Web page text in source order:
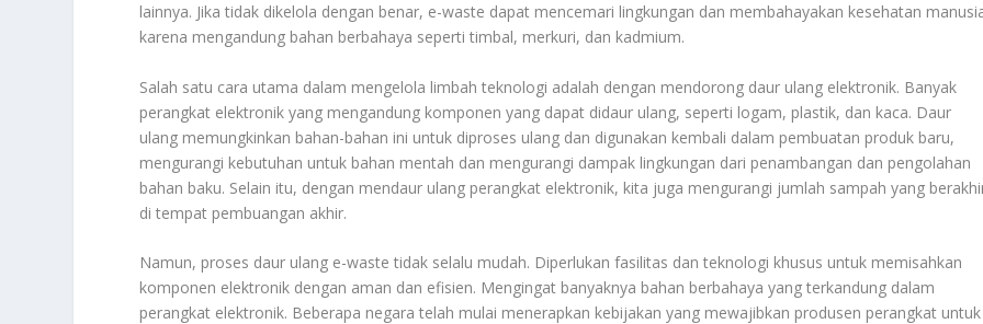
lainnya. Jika tidak dikelola dengan benar, e-waste dapat mencemari lingkungan dan membahayakan kesehatan
karena mengandung bahan berbahaya seperti timbal, merkuri, dan kadmium.
Salah satu cara utama dalam mengelola limbah teknologi adalah dengan mendorong daur ulang elektronik. Banyak
perangkat elektronik yang mengandung komponen yang dapat didaur ulang, seperti logam, plastik, dan kaca. Daur
ulang memungkinkan bahan-bahan ini untuk diproses ulang dan digunakan kembali dalam pembuatan produk baru,
mengurangi kebutuhan untuk bahan mentah dan mengurangi dampak lingkungan dari penambangan dan pengolahan
bahan baku. Selain itu, dengan mendaur ulang perangkat elektronik, kita juga mengurangi jumlah sampah yang
di tempat pembuangan akhir.
Namun, proses daur ulang e-waste tidak selalu mudah. Diperlukan fasilitas dan teknologi khusus untuk memisahkan
komponen elektronik dengan aman dan efisien. Mengingat banyaknya bahan berbahaya yang terkandung dalam
perangkat elektronik. Beberapa negara telah mulai menerapkan kebijakan yang mewajibkan produsen perangkat untuk